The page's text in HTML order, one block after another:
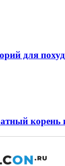
для
корень